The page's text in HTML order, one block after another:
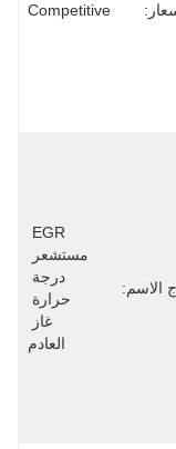
Competitive
الاسم:
العادم